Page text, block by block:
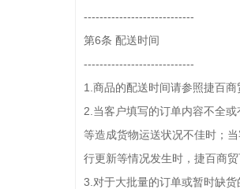
----------------------------
第6条 配送时间
----------------------------
1.商品的配送时间请参照捷百商
2.当客户填写的订单内容不全
等造成货物运送状况不佳时；
行更新等情况发生时，捷百商
3.对于大批量的订单或暂时缺